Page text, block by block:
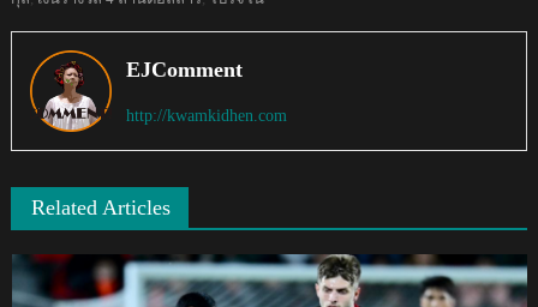
EJComment
http://kwamkidhen.com
Related Articles